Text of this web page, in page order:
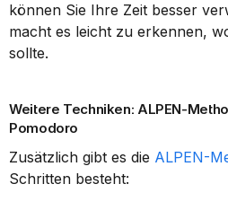
können Sie Ihre Zeit besser
macht es leicht zu erkennen,
sollte.
Weitere Techniken: ALPEN-
Pomodoro
Zusätzlich gibt es die ALPEN-
Schritten besteht: